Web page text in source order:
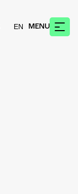
MENU